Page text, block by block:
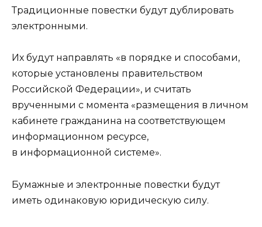
Традиционные повестки будут дублировать
электронными.
Их будут направлять «в порядке и способами,
которые установлены правительством
Российской Федерации», и считать
врученными с момента «размещения в личном
кабинете гражданина на соответствующем
информационном ресурсе,
в информационной системе».
Бумажные и электронные повестки будут
иметь одинаковую юридическую силу.